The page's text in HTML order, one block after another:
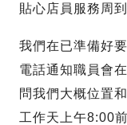
貼心店員服務周
我們在已準備好
電話通知職員會
問我們大概位置
工作天上午8:00